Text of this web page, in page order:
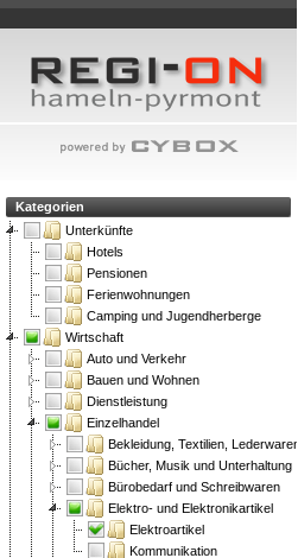
Kategorien
Unterkünfte
Hotels
Pensionen
Ferienwohnungen
Camping und Jugendherberge
Wirtschaft
Auto und Verkehr
Bauen und Wohnen
Dienstleistung
Einzelhandel
Bekleidung, Textilien, Lederwaren
Bücher, Musik und Unterhaltung
Bürobedarf und Schreibwaren
Elektro- und Elektronikartikel
Elektroartikel
Kommunikation